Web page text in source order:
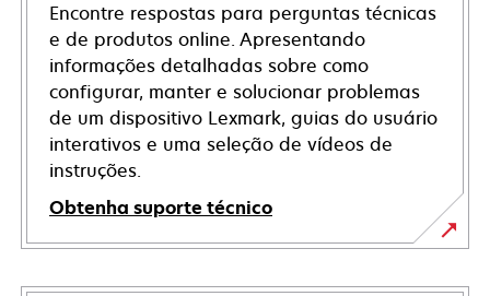
Encontre respostas para perguntas técnicas
e de produtos online. Apresentando
informações detalhadas sobre como
configurar, manter e solucionar problemas
de um dispositivo Lexmark, guias do usuário
interativos e uma seleção de vídeos de
instruções.
Obtenha suporte técnico
opens
in